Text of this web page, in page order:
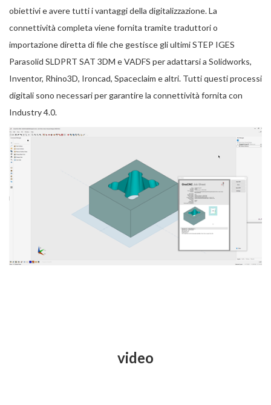
obiettivi e avere tutti i vantaggi della digitalizzazione. La
connettività completa viene fornita tramite traduttori o
importazione diretta di file che gestisce gli ultimi STEP IGES
Parasolid SLDPRT SAT 3DM e VADFS per adattarsi a Solidworks,
Inventor, Rhino3D, Ironcad, Spaceclaim e altri. Tutti questi processi
digitali sono necessari per garantire la connettività fornita con
Industry 4.0.
video